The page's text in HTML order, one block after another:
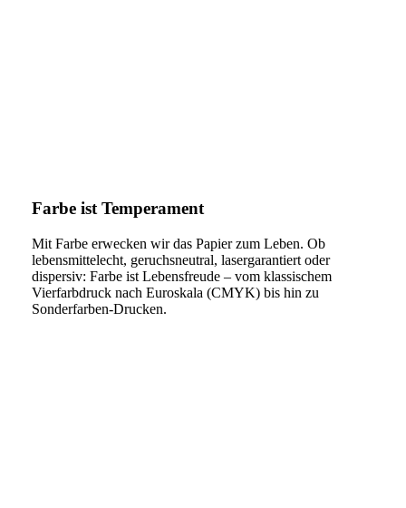
Farbe ist Temperament
Mit Farbe erwecken wir das Papier zum Leben. Ob
lebensmittelecht, geruchsneutral, lasergarantiert oder
dispersiv: Farbe ist Lebensfreude – vom klassischem
Vierfarbdruck nach Euroskala (CMYK) bis hin zu
Sonderfarben-Drucken.